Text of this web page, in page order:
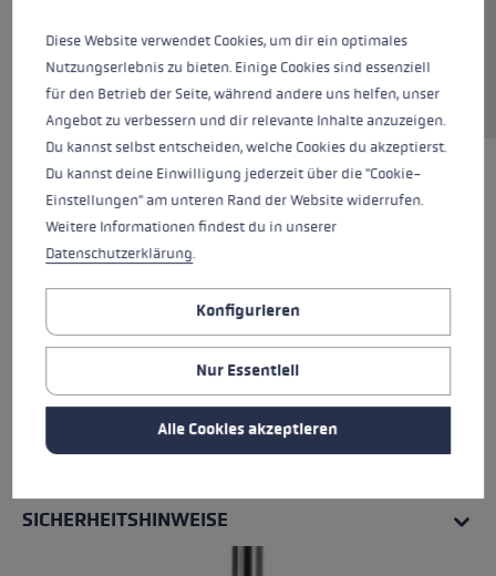
SICHERHEITSHINWEISE
Diese Website verwendet Cookies, um dir ein optimales
Nutzungserlebnis zu bieten. Einige Cookies sind essenziell
für den Betrieb der Seite, während andere uns helfen, unser
Angebot zu verbessern und dir relevante Inhalte anzuzeigen.
Du kannst selbst entscheiden, welche Cookies du akzeptierst.
Du kannst deine Einwilligung jederzeit über die "Cookie-
Einstellungen" am unteren Rand der Website widerrufen.
Weitere Informationen findest du in unserer
Datenschutzerklärung.
Konfigurieren
Nur Essentiell
Alle Cookies akzeptieren